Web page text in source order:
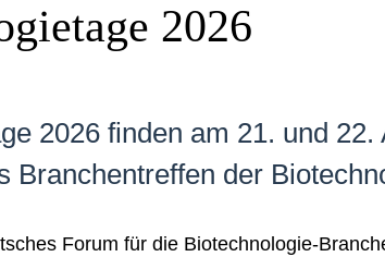
2026
2026 finden am 21. und
Branchentreffen der
Forum für die Biotechnologie-